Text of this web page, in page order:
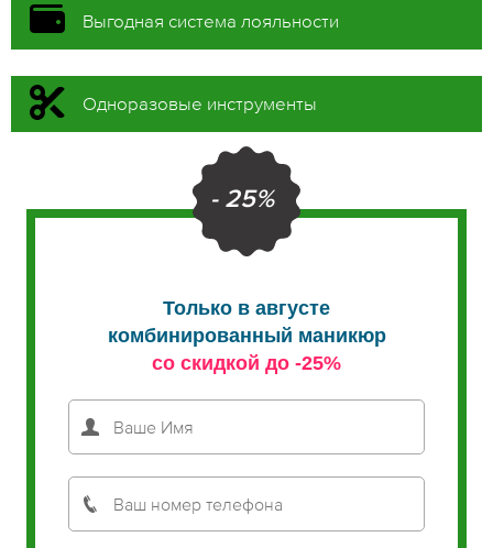
Выгодная система лояльности
Одноразовые инструменты
- 25%
Только в августе
комбинированный маникюр
со скидкой до -25%